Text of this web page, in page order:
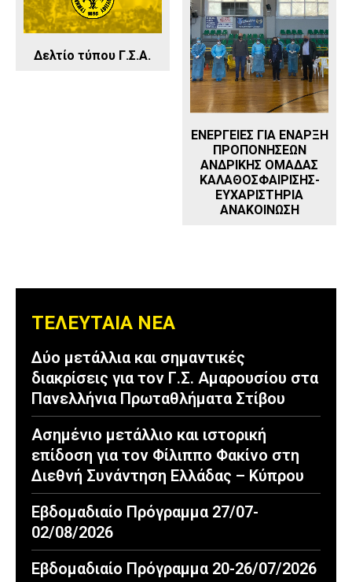
Δελτίο τύπου Γ.Σ.Α.
ΕΝΕΡΓΕΙΕΣ ΓΙΑ ΕΝΑΡΞΗ
ΠΡΟΠΟΝΗΣΕΩΝ
ΑΝΔΡΙΚΗΣ ΟΜΑΔΑΣ
ΚΑΛΑΘΟΣΦΑΙΡΙΣΗΣ-
ΕΥΧΑΡΙΣΤΗΡΙΑ
ΑΝΑΚΟΙΝΩΣΗ
ΤΕΛΕΥΤΑΙΑ ΝΕΑ
Δύο μετάλλια και σημαντικές
διακρίσεις για τον Γ.Σ. Αμαρουσίου στα
Πανελλήνια Πρωταθλήματα Στίβου
Ασημένιο μετάλλιο και ιστορική
επίδοση για τον Φίλιππο Φακίνο στη
Διεθνή Συνάντηση Ελλάδας – Κύπρου
Εβδομαδιαίο Πρόγραμμα 27/07-
02/08/2026
Εβδομαδιαίο Πρόγραμμα 20-26/07/2026